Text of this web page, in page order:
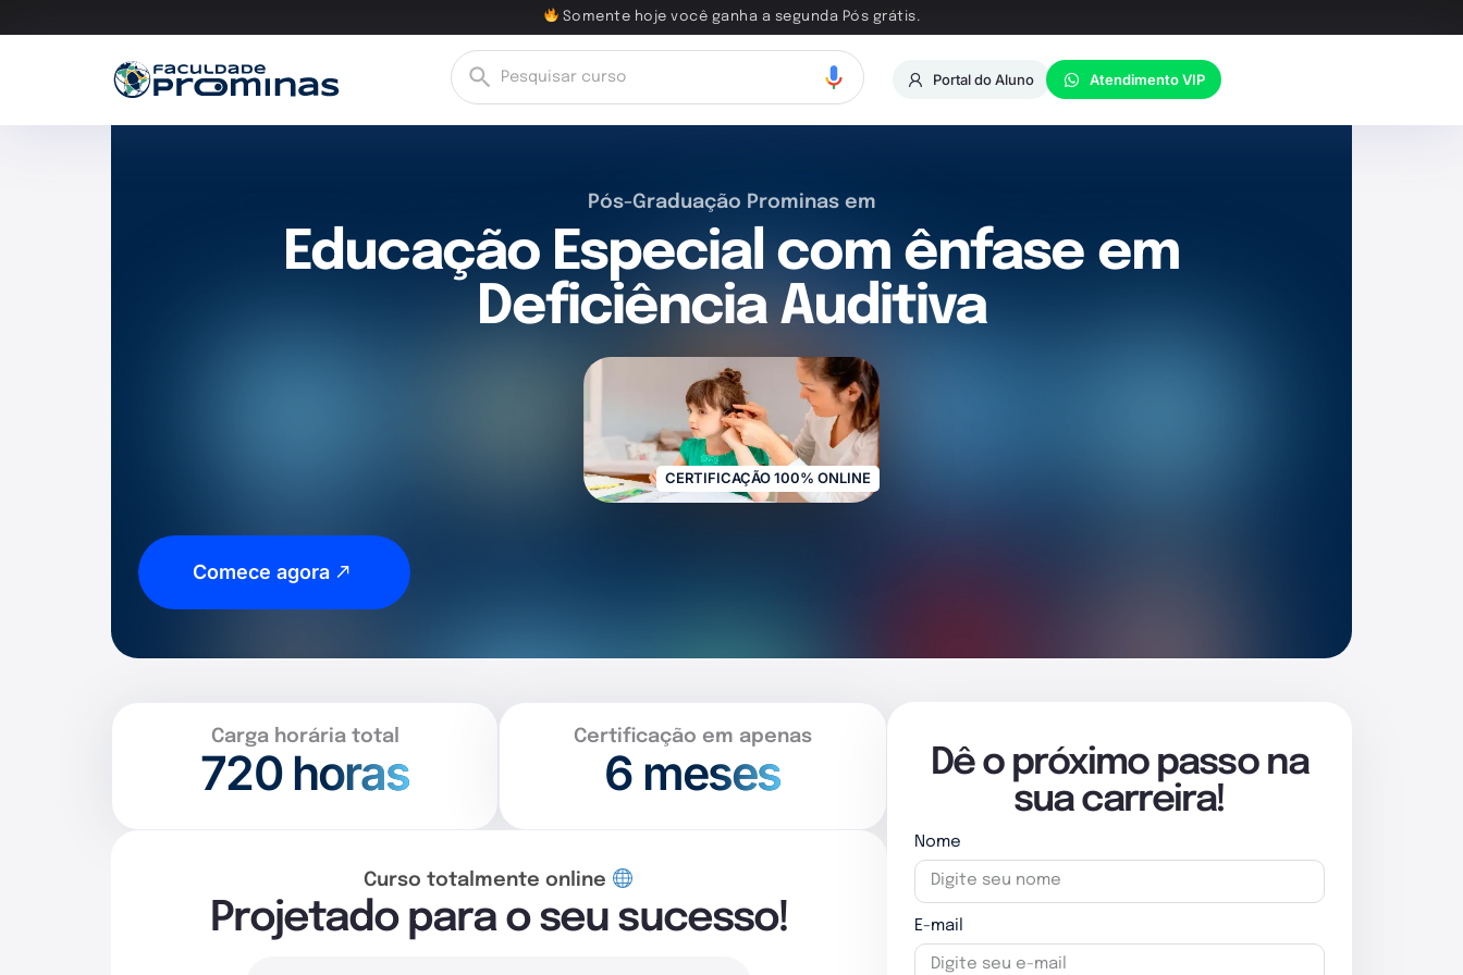
Somente hoje você ganha a segunda Pós grátis.
Portal do Aluno Atendimento VIP
Pós-Graduação Prominas em
Educação Especial com ênfase em
Deficiência Auditiva
CERTIFICAÇÃO 100% ONLINE
Comece agora
Carga horária total
720horas
Certificação em apenas
6 meses
Curso totalmente online
Projetado para o seu sucesso!
Dê o próximo passo na
sua carreira!
Nome
E-mail